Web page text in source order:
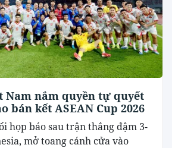
Nam nắm quyền tự quyết
bán kết ASEAN Cup 2026
họp báo sau trận thắng đậm 3-
mở toang cánh cửa vào